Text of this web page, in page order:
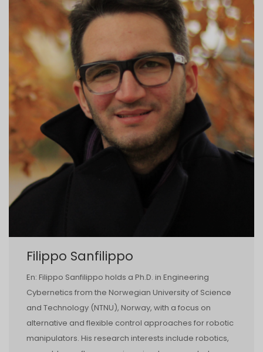
Filippo Sanfilippo
En: Filippo Sanfilippo holds a Ph.D. in Engineering
Cybernetics from the Norwegian University of Science
and Technology (NTNU), Norway, with a focus on
alternative and flexible control approaches for robotic
manipulators. His research interests include robotics,